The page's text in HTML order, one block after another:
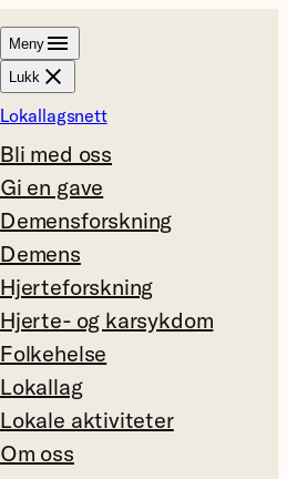
Meny
Lukk
Lokallagsnett
Bli med oss
Gi en gave
Demensforskning
Demens
Hjerteforskning
Hjerte- og karsykdom
Folkehelse
Lokallag
Lokale aktiviteter
Om oss